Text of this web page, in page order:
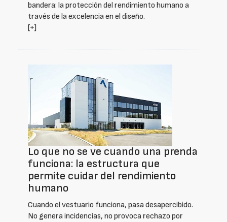
bandera: la protección del rendimiento humano a
través de la excelencia en el diseño.
[+]
Lo que no se ve cuando una prenda
funciona: la estructura que
permite cuidar del rendimiento
humano
Cuando el vestuario funciona, pasa desapercibido.
No genera incidencias, no provoca rechazo por